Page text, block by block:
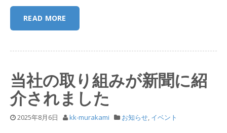
READ MORE
当社の取り組みが新聞に紹
介されました
2025年8月6日 kk-murakami お知らせ, イベント